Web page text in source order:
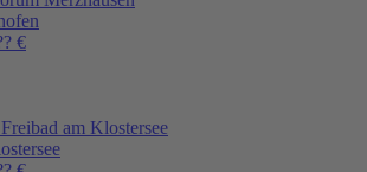
€
Freibad am Klostersee